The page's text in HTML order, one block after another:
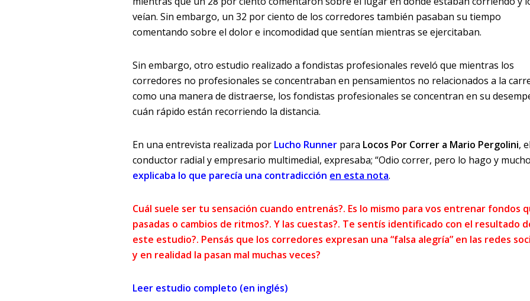
veían. Sin embargo, un 32 por ciento de los corredores también pasaban su tiempo
comentando sobre el dolor e incomodidad que sentían mientras se ejercitaban.
Sin embargo, otro estudio realizado a fondistas profesionales reveló que mientras los
corredores no profesionales se concentraban en pensamientos no relacionados a la
como una manera de distraerse, los fondistas profesionales se concentran en su
cuán rápido están recorriendo la distancia.
En una entrevista realizada por Lucho Runner para Locos Por Correr a Mario Pergolini, el
conductor radial y empresario multimedial, expresaba; “Odio correr, pero lo hago y
explicaba lo que parecía una contradicción en esta nota.
Cuál suele ser tu sensación cuando entrenás?. Es lo mismo para vos entrenar fondos
pasadas o cambios de ritmos?. Y las cuestas?. Te sentís identificado con el resultado
este estudio?. Pensás que los corredores expresan una “falsa alegría” en las redes
y en realidad la pasan mal muchas veces?
Leer estudio completo (en inglés)